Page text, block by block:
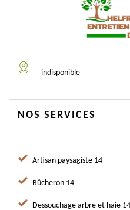
indisponible
NOS SERVICES
Artisan paysagiste 14
Bûcheron 14
Dessouchage arbre et haie 14